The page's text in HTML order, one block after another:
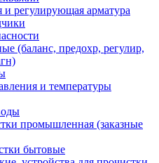
и регулирующая арматура
(баланс, предохр, регулир,
и температуры
промышленная (заказные
бытовые